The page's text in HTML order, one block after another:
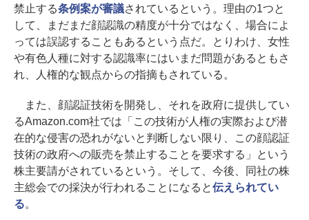
禁止する条例案が審議されているという。理由の1つと
して、まだまだ顔認識の精度が十分ではなく、場合によ
っては誤認することもあるという点だ。とりわけ、女性
や有色人種に対する認識率にはいまだ問題があるともさ
れ、人権的な観点からの指摘もされている。
また、顔認証技術を開発し、それを政府に提供してい
るAmazon.com社では「この技術が人権の実際および潜
在的な侵害の恐れがないと判断しない限り、この顔認証
技術の政府への販売を禁止することを要求する」という
株主要請がされているという。そして、今後、同社の株
主総会での採決が行われることになると伝えられてい
る。